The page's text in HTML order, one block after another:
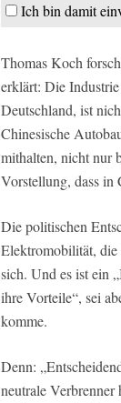
Ich bin damit
Thomas Koch
erklärt: Die
Deutschland, ist
Chinesische
mithalten, nicht nur
Vorstellung, dass in
Die politischen
Elektromobilität,
sich. Und es ist ein
ihre Vorteile“, sei
komme.
Denn:
neutrale